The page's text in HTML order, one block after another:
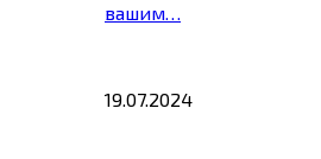
вашим…
19.07.2024